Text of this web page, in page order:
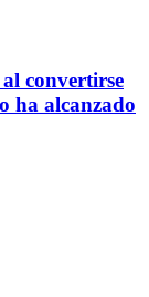
convertirse
ha alcanzado